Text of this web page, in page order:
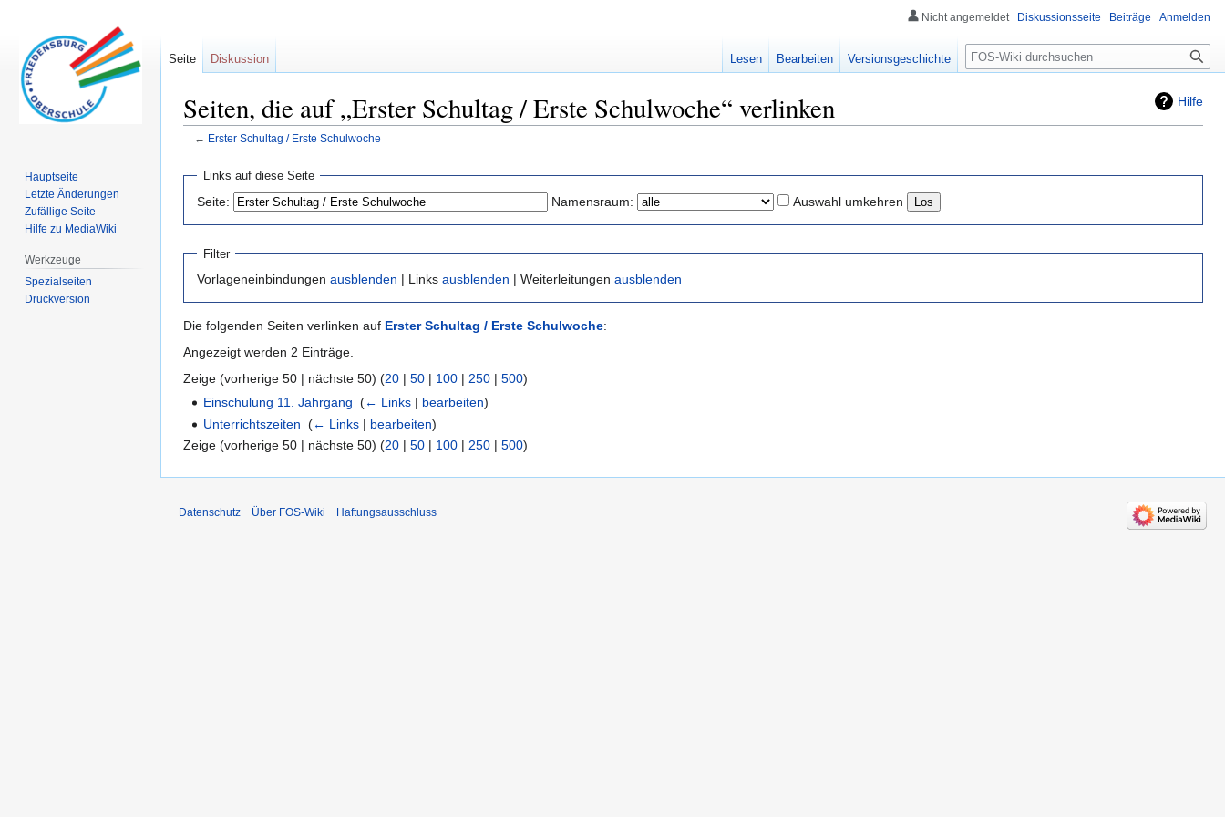
Hilfe
Seiten, die auf „Erster Schultag / Erste Schulwoche“ verlinken
← Erster Schultag / Erste Schulwoche
Navigation
springen
springen
Links auf diese Seite
Seite: Namensraum: Auswahl umkehren
Filter
Vorlageneinbindungen ausblenden | Links ausblenden | Weiterleitungen ausblenden
Die folgenden Seiten verlinken auf Erster Schultag / Erste Schulwoche:
Angezeigt werden 2 Einträge.
Zeige (vorherige 50 | nächste 50) (20 | 50 | 100 | 250 | 500)
Einschulung 11. Jahrgang ‎(← Links | bearbeiten)
Unterrichtszeiten ‎(← Links | bearbeiten)
Zeige (vorherige 50 | nächste 50) (20 | 50 | 100 | 250 | 500)
Nicht angemeldet Diskussionsseite Beiträge Anmelden
Seite Diskussion Lesen Bearbeiten Versionsgeschichte
Suche
Hauptseite
Letzte Änderungen
Zufällige Seite
Hilfe zu MediaWiki
Werkzeuge
Spezialseiten
Druckversion
Datenschutz Über FOS-Wiki Haftungsausschluss